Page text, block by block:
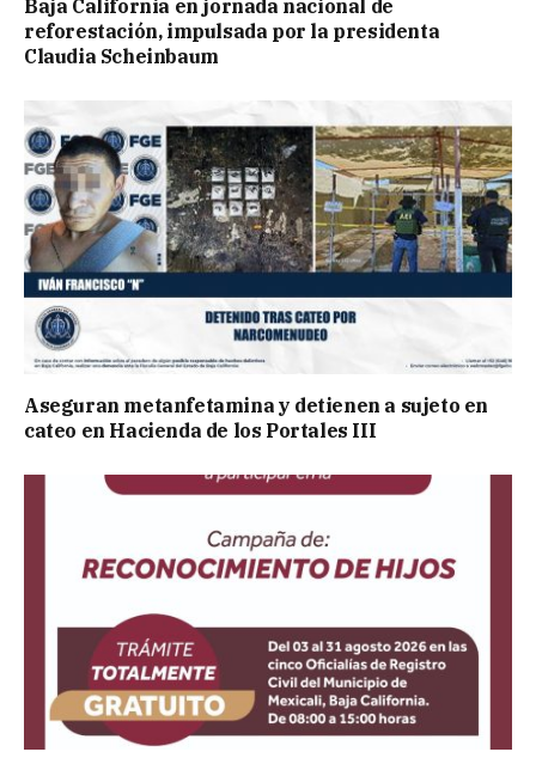
Baja California en jornada nacional de
reforestación, impulsada por la presidenta
Claudia Scheinbaum
Aseguran metanfetamina y detienen a sujeto en
cateo en Hacienda de los Portales III